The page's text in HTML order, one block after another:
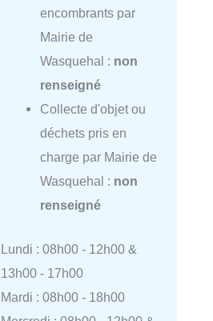
encombrants par
Mairie de
Wasquehal : non
renseigné
Collecte d'objet ou
déchets pris en
charge par Mairie de
Wasquehal : non
renseigné
Lundi : 08h00 - 12h00 &
13h00 - 17h00
Mardi : 08h00 - 18h00